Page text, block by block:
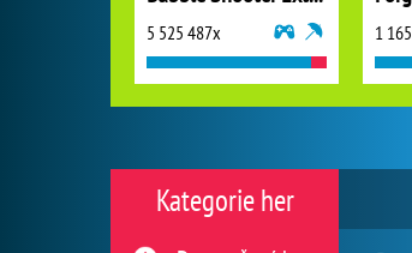
Kategorie her
5 525 487x 1